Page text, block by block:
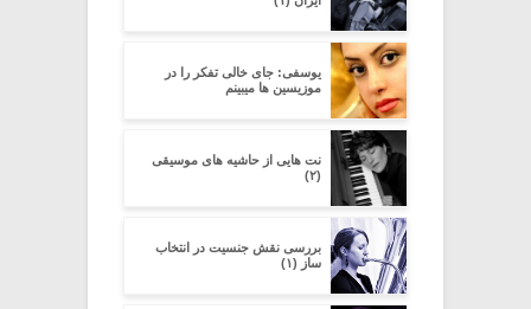
یوسفی: جای خالی تفکر را در
موزیسین ها میبینم
نت هایی از حاشیه های موسیقی
(۲)
بررسی نقش جنسیت در انتخاب
ساز (۱)